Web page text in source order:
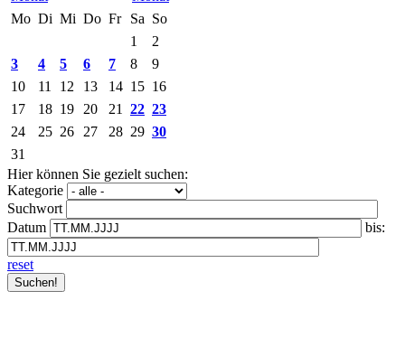
Mo Di Mi Do Fr Sa So
1
2
3
4 5 6 7 8
9
10
11 12 13 14 15 16
17
18 19 20 21 22 23
24
25 26 27 28 29 30
31
Hier können Sie gezielt suchen:
Kategorie
Suchwort
Datum
bis:
reset